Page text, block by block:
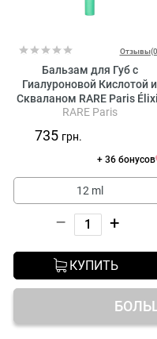
Бальзам для Губ с
Гиалуроновой Кислотой и
Скваланом RARE Paris
Intense Nourishing Lip Balm
RARE Paris
735 грн.
+ 36 бонусов
12 ml
– +
КУПИТЬ